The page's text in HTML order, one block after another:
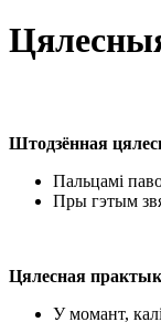
Штодзённая
Пальцамі
Пры гэтым
Цялесная
У момант,